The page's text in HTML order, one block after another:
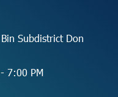
Subdistrict Don
7:00 PM